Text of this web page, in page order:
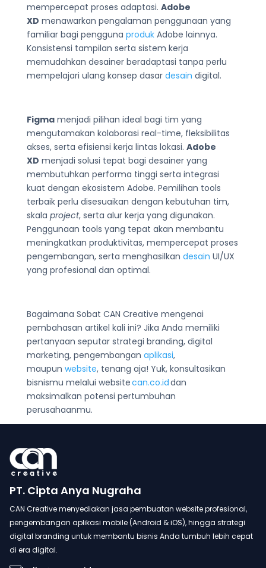
mempercepat proses adaptasi. Adobe
XD menawarkan pengalaman penggunaan yang
familiar bagi pengguna produk Adobe lainnya.
Konsistensi tampilan serta sistem kerja
memudahkan desainer beradaptasi tanpa perlu
mempelajari ulang konsep dasar desain digital.
Figma menjadi pilihan ideal bagi tim yang
mengutamakan kolaborasi real-time, fleksibilitas
akses, serta efisiensi kerja lintas lokasi. Adobe
XD menjadi solusi tepat bagi desainer yang
membutuhkan performa tinggi serta integrasi
kuat dengan ekosistem Adobe. Pemilihan tools
terbaik perlu disesuaikan dengan kebutuhan tim,
skala project, serta alur kerja yang digunakan.
Penggunaan tools yang tepat akan membantu
meningkatkan produktivitas, mempercepat proses
pengembangan, serta menghasilkan desain UI/UX
yang profesional dan optimal.
Bagaimana Sobat CAN Creative mengenai
pembahasan artikel kali ini? Jika Anda memiliki
pertanyaan seputar strategi branding, digital
marketing, pengembangan aplikasi,
maupun website, tenang aja! Yuk, konsultasikan
bisnismu melalui websitecan.co.iddan
maksimalkan potensi pertumbuhan
perusahaanmu.
PT. Cipta Anya Nugraha
CAN Creative menyediakan jasa pembuatan website profesional,
pengembangan aplikasi mobile (Android & iOS), hingga strategi
digital branding untuk membantu bisnis Anda tumbuh lebih cepat
di era digital.